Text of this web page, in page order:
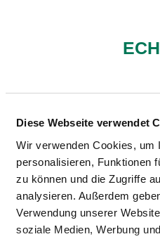
Diese Webseite verwendet
Wir verwenden Cookies, um
personalisieren, Funktionen
zu können und die Zugriffe
analysieren. Außerdem
Verwendung unserer
soziale Medien, Werbung
Relevant to this:
Medical services
Medical and nursing